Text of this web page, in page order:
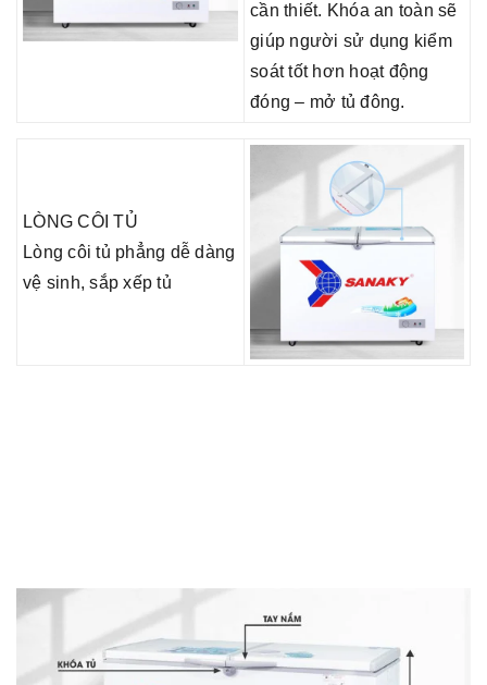
cần thiết. Khóa an toàn sẽ
giúp người sử dụng kiểm
soát tốt hơn hoạt động
đóng – mở tủ đông.
LÒNG CÔI TỦ
Lòng côi tủ phẳng dễ dàng
vệ sinh, sắp xếp tủ